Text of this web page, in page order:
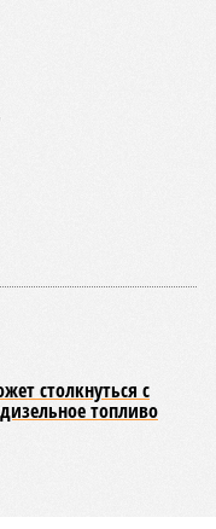
компаний-
2024 года, но
словам дольщиков,
обещают сдать к
го. Но никто при
вопросом: как эти
строительной
регулярно
отсутствует. Ни
ни признаков
до «декабря 2026»
публично
90%, затем 97%, с